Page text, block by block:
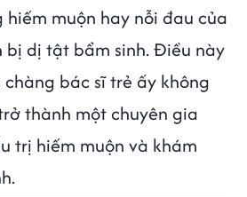
muộn hay nỗi đau của
bị dị tật bẩm sinh. Điều này
bác sĩ trẻ ấy không
thành một chuyên gia
trị hiếm muộn và khám